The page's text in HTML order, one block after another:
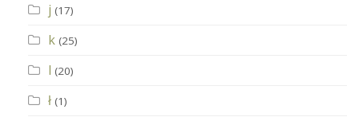
j (17)
k (25)
l (20)
ł (1)